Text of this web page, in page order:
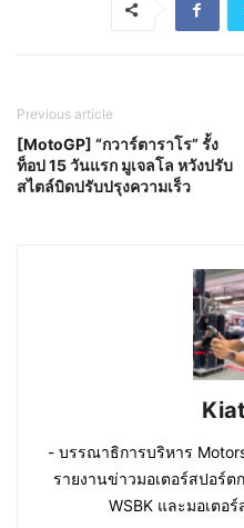
Previous article
[MotoGP] “กวาร์ตาราโร” รั้ง
ท็อป 15 วันแรก มูเจลโล หวังปรับ
สไตล์บิดปรับปรุงความเร็ว
- บรรณาธิการบริหาร
รายงานข่าวมอเตอร์สปอร์ต
WSBK และมอเตอ